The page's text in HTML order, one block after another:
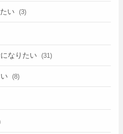
い (3)
なりたい (31)
(8)